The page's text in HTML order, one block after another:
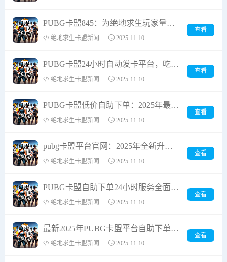
PUBG卡盟845：为绝地求生玩家量身定制的游戏充值平台
绝地求生卡盟新闻 2025-11-10
查看
PUBG卡盟24小时自动发卡平台，吃鸡玩家的终极补给站！
绝地求生卡盟新闻 2025-11-10
查看
PUBG卡盟低价自助下单：2025年最佳游戏资源获取选择
绝地求生卡盟新闻 2025-11-10
查看
pubg卡盟平台官网：2025年全新升级的游戏代充专家
绝地求生卡盟新闻 2025-11-10
查看
PUBG卡盟自助下单24小时服务全面上线，充值从未如此便捷
绝地求生卡盟新闻 2025-11-10
查看
最新2025年PUBG卡盟平台自助下单网站终极指南
绝地求生卡盟新闻 2025-11-10
查看